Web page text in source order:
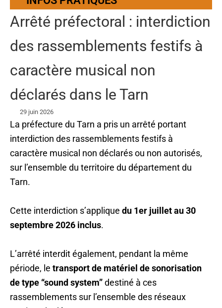
Arrêté préfectoral : interdiction
des rassemblements festifs à
caractère musical non
déclarés dans le Tarn
29 juin 2026
La préfecture du Tarn a pris un arrêté portant
interdiction des rassemblements festifs à
caractère musical non déclarés ou non autorisés,
sur l’ensemble du territoire du département du
Tarn.
Cette interdiction s’applique du 1er juillet au 30
septembre 2026 inclus.
L’arrêté interdit également, pendant la même
période, le transport de matériel de sonorisation
de type “sound system”destiné à ces
rassemblements sur l’ensemble des réseaux